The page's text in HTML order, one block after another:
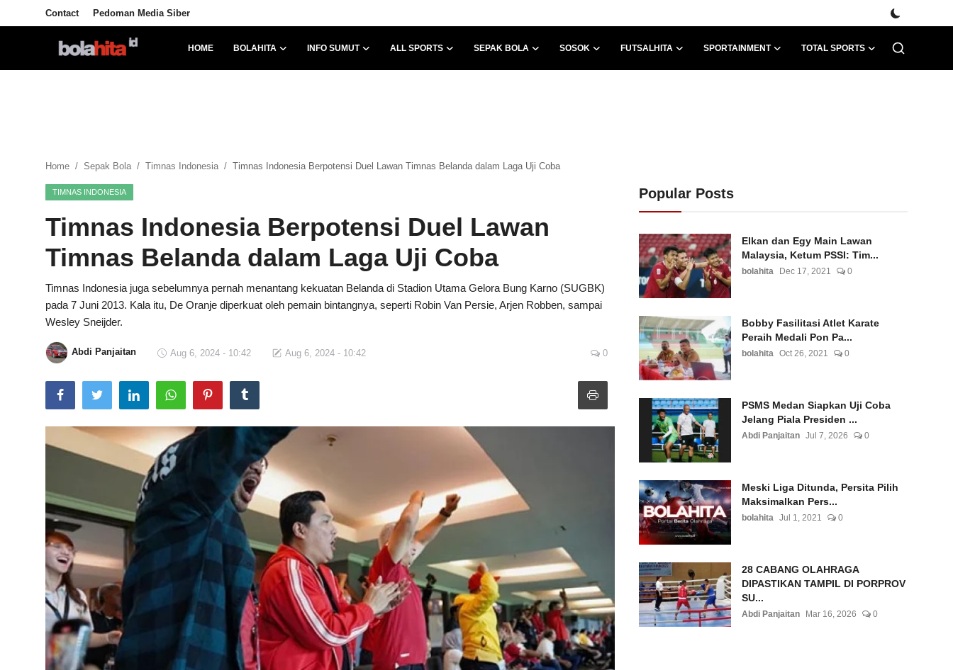
Contact Pedoman Media Siber
HOME BOLAHITA INFO SUMUT ALL SPORTS SEPAK BOLA SOSOK FUTSALHITA SPORTAINMENT TOTAL SPORTS
All Sports
Sportainment
Pedoman Media Siber
Home Sepak Bola Timnas Indonesia Timnas Indonesia Berpotensi Duel Lawan Timnas Belanda dalam Laga Uji Coba
TIMNAS INDONESIA
Timnas Indonesia Berpotensi Duel Lawan
Timnas Belanda dalam Laga Uji Coba
Timnas Indonesia juga sebelumnya pernah menantang kekuatan Belanda di Stadion Utama Gelora Bung Karno (SUGBK)
pada 7 Juni 2013. Kala itu, De Oranje diperkuat oleh pemain bintangnya, seperti Robin Van Persie, Arjen Robben, sampai
Wesley Sneijder.
Abdi Panjaitan Aug 6, 2024 - 10:42 Aug 6, 2024 - 10:42 0
Popular Posts
Elkan dan Egy Main Lawan
Malaysia, Ketum PSSI: Tim...
bolahita Dec 17, 2021 0
Bobby Fasilitasi Atlet Karate
Peraih Medali Pon Pa...
bolahita Oct 26, 2021 0
PSMS Medan Siapkan Uji Coba
Jelang Piala Presiden ...
Abdi Panjaitan Jul 7, 2026 0
Meski Liga Ditunda, Persita Pilih
Maksimalkan Pers...
bolahita Jul 1, 2021 0
28 CABANG OLAHRAGA
DIPASTIKAN TAMPIL DI PORPROV
SU...
Abdi Panjaitan Mar 16, 2026 0